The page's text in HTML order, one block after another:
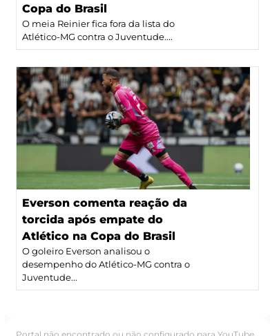
Copa do Brasil
O meia Reinier fica fora da lista do
Atlético-MG contra o Juventude....
Everson comenta reação da
torcida após empate do
Atlético na Copa do Brasil
O goleiro Everson analisou o
desempenho do Atlético-MG contra o
Juventude...